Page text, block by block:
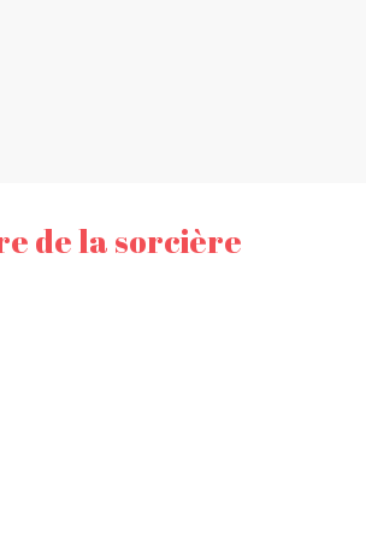
de la sorcière